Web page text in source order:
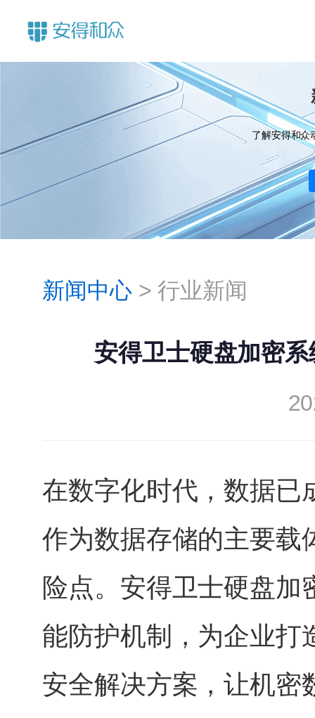
了解安得和众
新闻中心>行业新闻
安得卫士硬盘加密
在数字化时代，数据已
作为数据存储的主要载
险点。安得卫士硬盘加
能防护机制，为企业打
安全解决方案，让机密